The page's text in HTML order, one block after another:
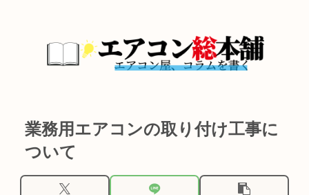
業務用エアコンの取り付け工事に
ついて